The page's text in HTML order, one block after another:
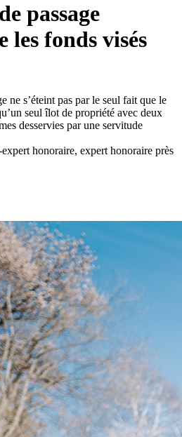
passage
les fonds visés
ne s’éteint pas par le seul fait que le
seul îlot de propriété avec deux
desservies par une servitude
honoraire, expert honoraire près